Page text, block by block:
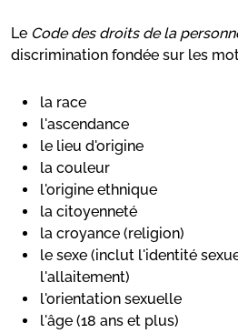
Le Code des droits de la
discrimination fondée sur les
la race
l'ascendance
le lieu d'origine
la couleur
l'origine ethnique
la citoyenneté
la croyance (religion)
le sexe (inclut l'identité
l'allaitement)
l'orientation sexuelle
l'âge (18 ans et plus)